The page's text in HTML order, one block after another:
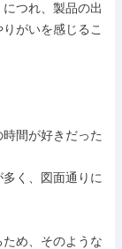
つれ、製品の出
がいを感じるこ
間が好きだった
く、図面通りに
め、そのような